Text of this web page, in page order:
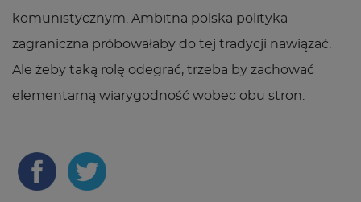
komunistycznym. Ambitna polska polityka
zagraniczna próbowałaby do tej tradycji nawiązać.
Ale żeby taką rolę odegrać, trzeba by zachować
elementarną wiarygodność wobec obu stron.